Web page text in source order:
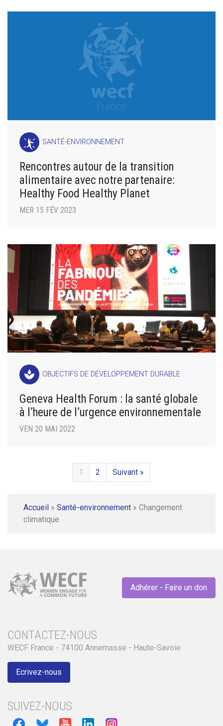
SANTÉ-ENVIRONNEMENT
Rencontres autour de la transition
alimentaire avec notre partenaire:
Healthy Food Healthy Planet
MER 15 FÉV 2023
spa OBJECTIFS DE DÉVELOPPEMENT DURABLE
Geneva Health Forum : la santé globale
à l’heure de l’urgence environnementale
VEN 20 MAI 2022
1 2 Suivant »
Accueil » Santé-environnement » Changement
climatique
Adhérer - Faire un don
CONTACTEZ-NOUS
WECF France - 74100 Annemasse - Haute-Savoie
Ecrivez-nous
SUIVEZ-NOUS